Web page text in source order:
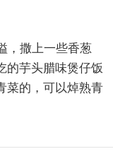
，撒上一些香葱
的芋头腊味煲仔饭
菜的，可以焯熟青